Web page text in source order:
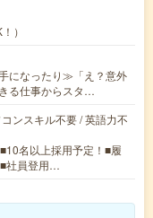
）
になったり≫「え？意外
る仕事からスタ…
ンスキル不要 / 英語力不
名以上採用予定！■履
社員登用…